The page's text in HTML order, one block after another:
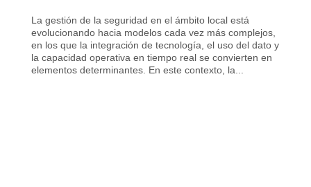
La gestión de la seguridad en el ámbito local está
evolucionando hacia modelos cada vez más complejos,
en los que la integración de tecnología, el uso del dato y
la capacidad operativa en tiempo real se convierten en
elementos determinantes. En este contexto, la...